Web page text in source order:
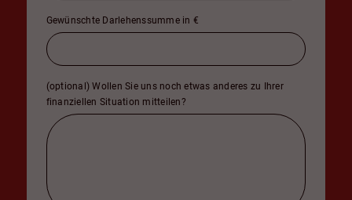
Gewünschte Darlehenssumme in €
(optional) Wollen Sie uns noch etwas anderes zu Ihrer
finanziellen Situation mitteilen?